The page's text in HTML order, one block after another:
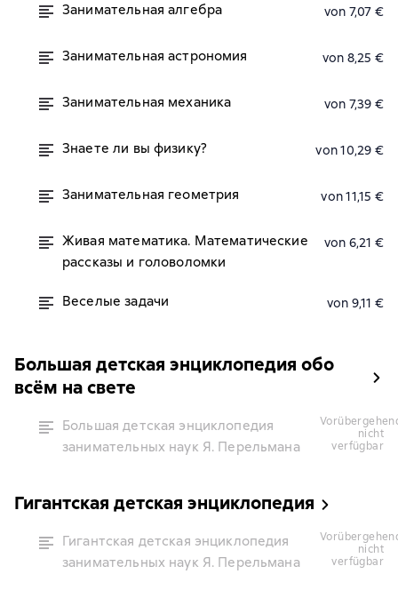
Занимательная алгебра von 7,07 €
Занимательная астрономия von 8,25 €
Занимательная механика von 7,39 €
Знаете ли вы физику? von 10,29 €
Занимательная геометрия von 11,15 €
Живая математика. Математические
рассказы и головоломки
von 6,21 €
Веселые задачи von 9,11 €
Большая детская энциклопедия обо
всём на свете
Большая детская энциклопедия
занимательных наук Я. Перельмана
vorübergehend
nicht
verfügbar
Гигантская детская энциклопедия
Гигантская детская энциклопедия
занимательных наук Я. Перельмана
vorübergehend
nicht
verfügbar